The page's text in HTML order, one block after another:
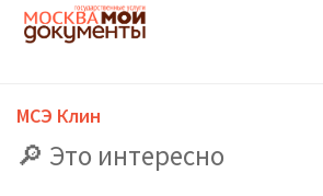
МСЭ Клин
Это интересно